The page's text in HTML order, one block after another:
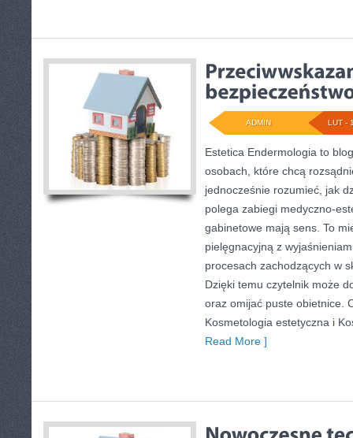
LUT -
ADMIN
Estetica Endermologia to
osobach, które chcą
jednocześnie rozumieć, jak
polega zabiegi medyczno-
gabinetowe mają sens. To
pielęgnacyjną z
procesach zachodzących w
Dzięki temu czytelnik może
oraz omijać puste obietnice.
Kosmetologia estetyczna i
Read More ]